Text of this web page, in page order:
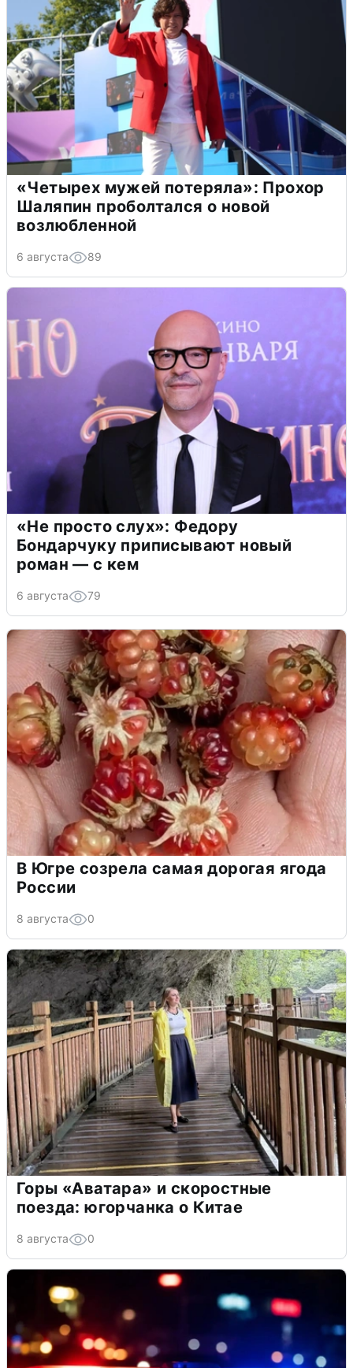
«Четырех мужей потеряла»: Прохор
Шаляпин проболтался о новой
возлюбленной
6 августа 89
«Не просто слух»: Федору
Бондарчуку приписывают новый
роман — с кем
6 августа 79
В Югре созрела самая дорогая ягода
России
8 августа 0
Горы «Аватара» и скоростные
поезда: югорчанка о Китае
8 августа 0